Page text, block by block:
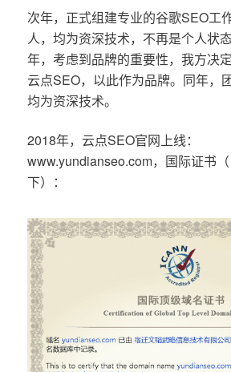
次年，正式组建专业的谷歌SEO工
人，均为资深技术，不再是个人状
年，考虑到品牌的重要性，我方决
云点SEO，以此作为品牌。同年，
均为资深技术。
2018年，云点SEO官网上线：
www.yundianseo.com，国际证书
下）：